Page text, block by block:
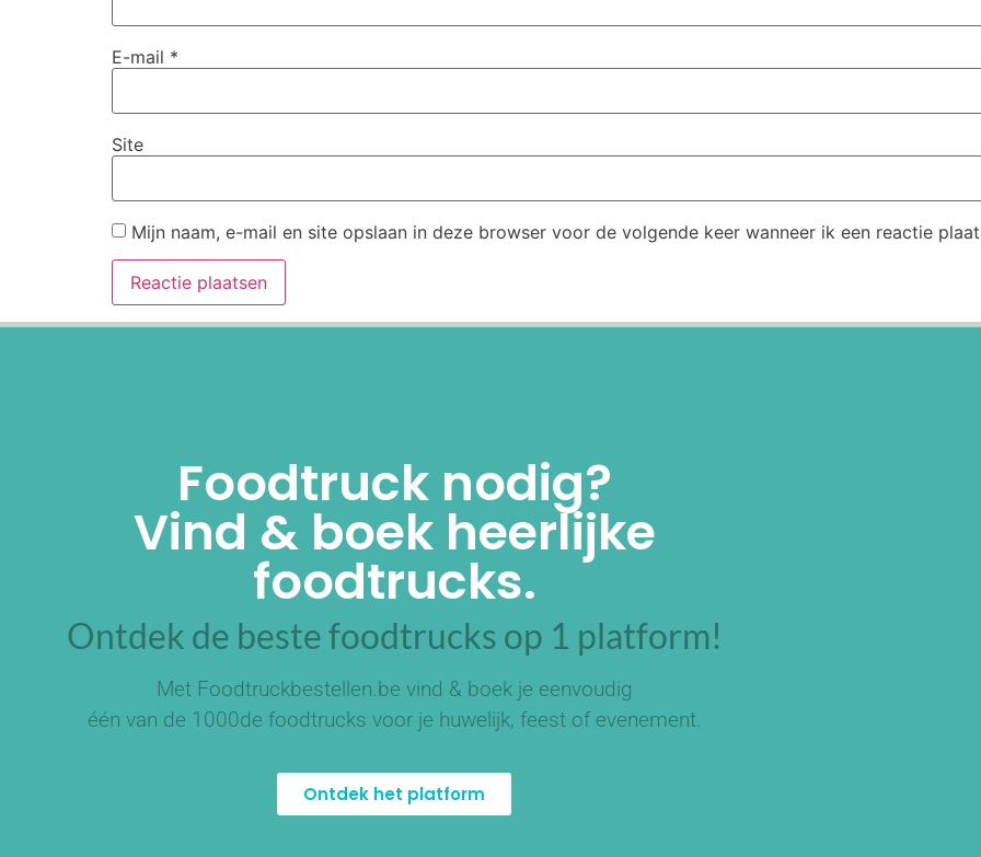
E-mail *
Site
Mijn naam, e-mail en site opslaan in deze browser voor de volgende keer wanneer ik een reactie
Foodtruck nodig?
Vind & boek heerlijke
foodtrucks.
Ontdek de beste foodtrucks op 1 platform!
Met Foodtruckbestellen.be vind & boek je eenvoudig
één van de 1000de foodtrucks voor je huwelijk, feest of evenement.
Ontdek het platform